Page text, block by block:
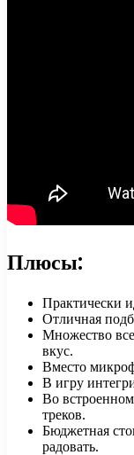
Плюсы:
Практически
Отличная
Множество
вкус.
Вместо
В игру
Во
треков.
Бюджетная
радовать.